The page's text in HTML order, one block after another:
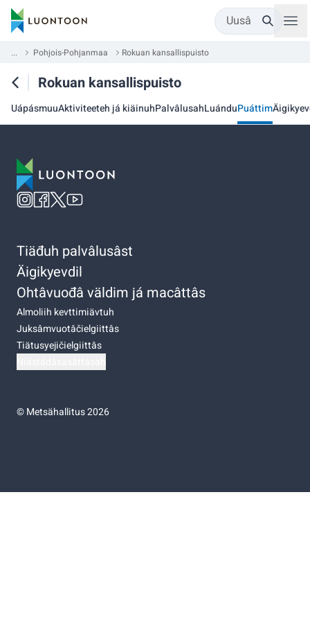
Uusâ
... Pohjois-Pohjanmaa Rokuan kansallispuisto
Rokuan kansallispuisto
UápásmuuAktiviteeteh já kiäinuhPalvâlusahLuánduPuáttim
Tiäđuh palvâlusâst
Äigikyevdil
Ohtâvuođâ väldim já macâttâs
Almoliih kevttimiävtuh
Juksâmvuotâčielgiittâs
Tiätusyejičielgiittâs
©Metsähallitus 2026